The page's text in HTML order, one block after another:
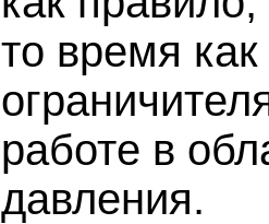
то время
работе в
давления.